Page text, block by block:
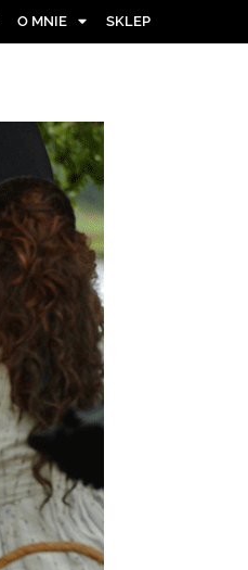
O MNIE SKLEP